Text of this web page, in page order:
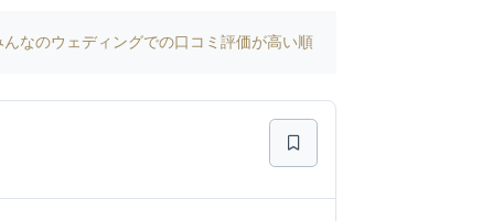
んなのウェディングでの口コミ評価が高い順